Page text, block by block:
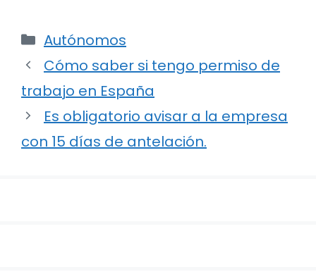
Categorías
Autónomos
Navegación
de
entradas
Cómo saber si tengo permiso de
trabajo en España
Es obligatorio avisar a la empresa
con 15 días de antelación.